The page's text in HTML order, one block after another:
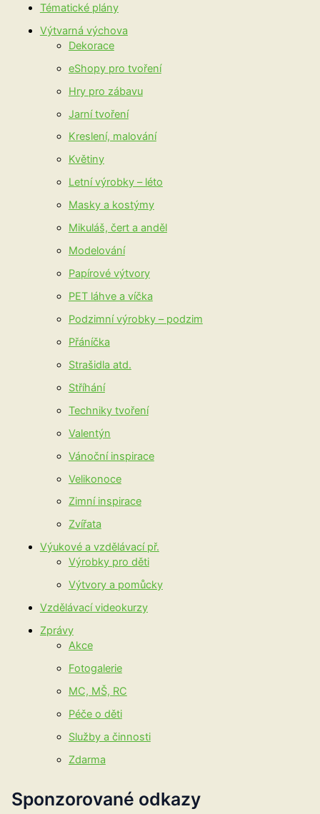
Tématické plány
Výtvarná výchova
Dekorace
eShopy pro tvoření
Hry pro zábavu
Jarní tvoření
Kreslení, malování
Květiny
Letní výrobky – léto
Masky a kostýmy
Mikuláš, čert a anděl
Modelování
Papírové výtvory
PET láhve a víčka
Podzimní výrobky – podzim
Přáníčka
Strašidla atd.
Stříhání
Techniky tvoření
Valentýn
Vánoční inspirace
Velikonoce
Zimní inspirace
Zvířata
Výukové a vzdělávací př.
Výrobky pro děti
Výtvory a pomůcky
Vzdělávací videokurzy
Zprávy
Akce
Fotogalerie
MC, MŠ, RC
Péče o děti
Služby a činnosti
Zdarma
Sponzorované odkazy